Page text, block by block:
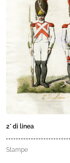
2° di linea
Stampe